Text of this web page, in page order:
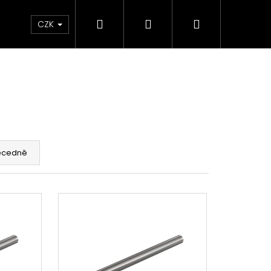
& Maziva Příslušenství Dárkové
CZK Hledat PřihlášeníNákupní
Následující